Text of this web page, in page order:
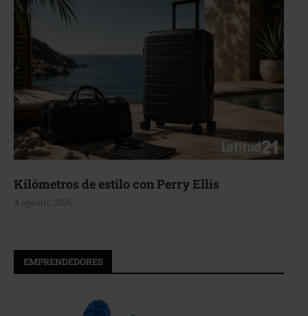
Kilómetros de estilo con Perry Ellis
4 agosto, 2026
EMPRENDEDORES